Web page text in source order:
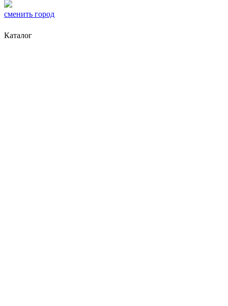
сменить город
Каталог